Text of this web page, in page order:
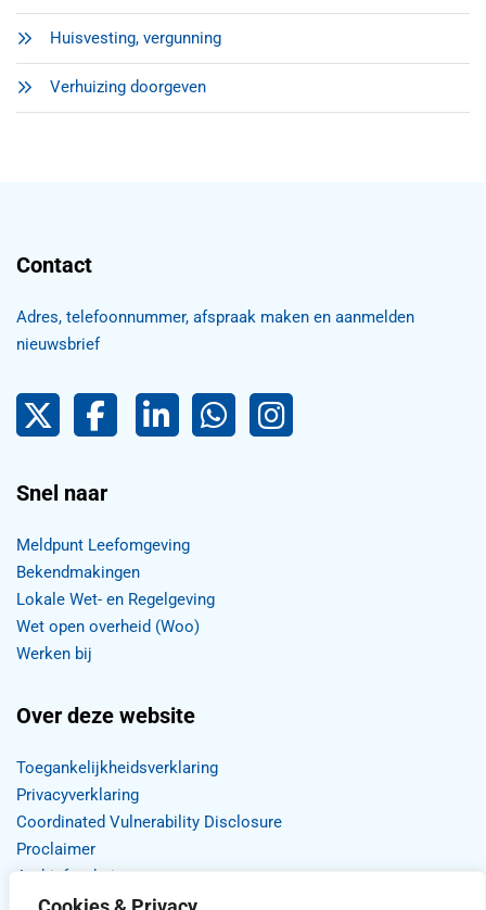
Huisvesting, vergunning
Verhuizing doorgeven
Contact
Adres, telefoonnummer, afspraak maken en aanmelden
nieuwsbrief
Pijnacker-Nootdorp op Twitter
FacebookLinkedIn Pijnacker-Nootdorp,
Pijnacker-Nootdorp WhatsApp
Snel naar
Meldpunt Leefomgeving
Bekendmakingen
Lokale Wet- en Regelgeving
Wet open overheid (Woo)
Werken bij
Over deze website
Toegankelijkheidsverklaring
Privacyverklaring
Coordinated Vulnerability Disclosure
Proclaimer
Archief website